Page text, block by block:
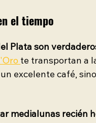
el tiempo
Plata son
te transportan a
excelente café,
medialunas recién